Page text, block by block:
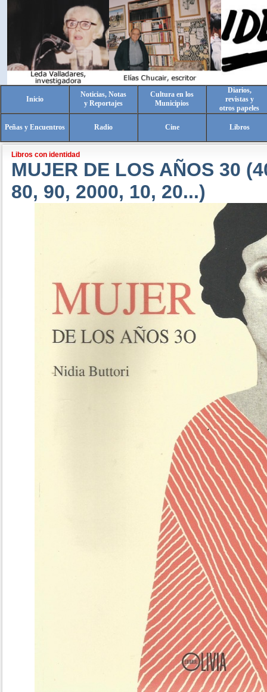
Inicio
Noticias, Notas
y Reportajes
Cultura en los
Municipios
Diarios,
revistas y
otros papeles
Peñas y Encuentros Radio Cine Libros
Libros con identidad
MUJER DE LOS AÑOS 30
80, 90, 2000, 10, 20...)